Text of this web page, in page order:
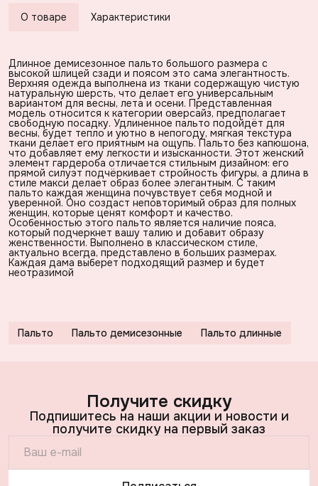
О товаре Характеристики
Длинное демисезонное пальто большого размера с
высокой шлицей сзади и поясом это сама элегантность.
Верхняя одежда выполнена из ткани содержащую чистую
натуральную шерсть, что делает его универсальным
вариантом для весны, лета и осени. Представленная
модель относится к категории оверсайз, предполагает
свободную посадку. Удлиненное пальто подойдёт для
весны, будет тепло и уютно в непогоду, мягкая текстура
ткани делает его приятным на ощупь. Пальто без капюшона,
что добавляет ему легкости и изысканности. Этот женский
элемент гардероба отличается стильным дизайном: его
прямой силуэт подчёркивает стройность фигуры, а длина в
стиле макси делает образ более элегантным. С таким
пальто каждая женщина почувствует себя модной и
уверенной. Оно создаст неповторимый образ для полных
женщин, которые ценят комфорт и качество.
Особенностью этого пальто является наличие пояса,
который подчеркнет вашу талию и добавит образу
женственности. Выполнено в классическом стиле,
актуально всегда, представлено в больших размерах.
Каждая дама выберет подходящий размер и будет
неотразимой
Пальто Пальто демисезонные Пальто длинные
Получите скидку
Подпишитесь на наши акции и новости и
получите скидку на первый заказ